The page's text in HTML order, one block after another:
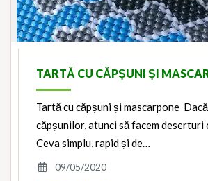
TARTĂ CU CĂPȘUNI ȘI
Tartă cu căpșuni și mascarpone
căpșunilor, atunci să facem deserturi
Ceva simplu, rapid și de…
09/05/2020